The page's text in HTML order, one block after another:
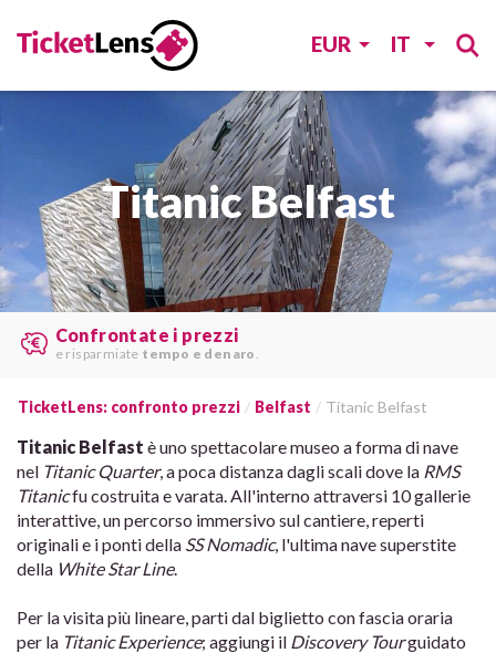
EUR IT
Titanic Belfast
Le migliori offerte
trovare davari siti web.
TicketLens: confronto prezzi Belfast Titanic Belfast
Titanic Belfast è uno spettacolare museo a forma di nave
nel Titanic Quarter, a poca distanza dagli scali dove la RMS
Titanicfu costruita e varata. All'interno attraversi 10 gallerie
interattive, un percorso immersivo sul cantiere, reperti
originali e i ponti della SS Nomadic, l'ultima nave superstite
della White Star Line.
Per la visita più lineare, parti dal biglietto con fascia oraria
per la Titanic Experience; aggiungi il Discovery Tourguidato